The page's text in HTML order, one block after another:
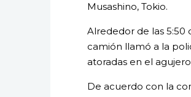
Musashino, Tokio.
Alrededor de las
camión llamó a la
atoradas en el
De acuerdo con la